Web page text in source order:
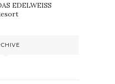
EDELWEISS